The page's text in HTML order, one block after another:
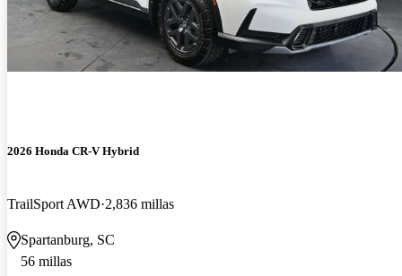
2026 Honda CR-V Hybrid
TrailSport AWD 2,836 millas
Spartanburg, SC
56 millas